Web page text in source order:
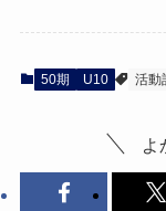
50期 U10 活動